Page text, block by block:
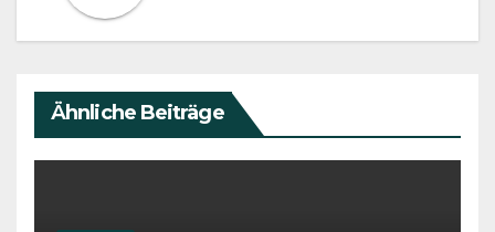
Ähnliche Beiträge